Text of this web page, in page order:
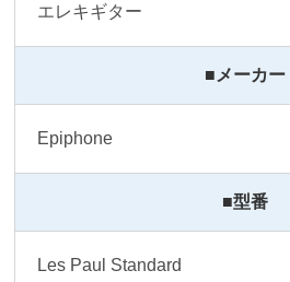
エレキギター
■メーカー
Epiphone
■型番
Les Paul Standard